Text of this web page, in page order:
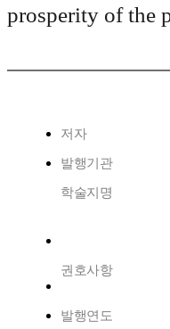
prosperity of the
저자
발행기관
학술지명
권호사항
발행연도